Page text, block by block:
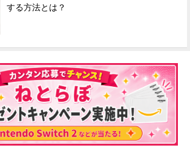
する方法とは？